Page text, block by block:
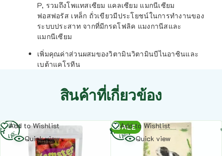
P, รวมถึงโพแทสเซียม แคลเซียม แมกนีเซียม
ฟอสฟอรัส เหล็ก ถั่วเขียวมีประโยชน์ในการทำงานของ
ระบบประสาท จากที่มีกรดโฟลิค แมงกานีสและ
แมกนีเซียม
เพิ่มคุณค่าส่วนผสมของวิตามินวิตามินบีไนอาซินและ
เบต้าแคโรทีน
สินค้าที่เกี่ยวข้อง
Add to Wishlist
Quick view
อ่าน
เพิ่ม
SALE
Add to Wishlist
Quick view
อ่าน
เพิ่ม